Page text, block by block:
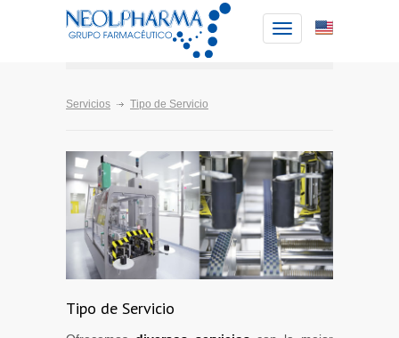
Toggle
navigation
Servicios Tipo de Servicio
Tipo de Servicio